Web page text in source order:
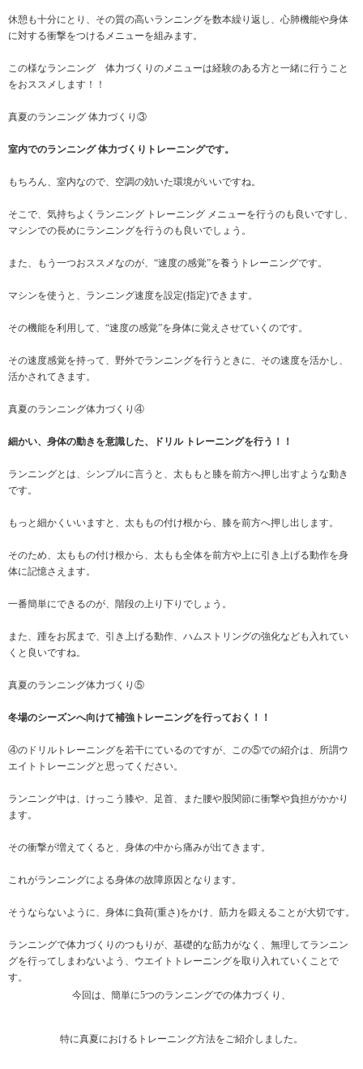
休憩も十分にとり、その質の高いランニングを数本繰り返し、心肺機能や身体
に対する衝撃をつけるメニューを組みます。
この様なランニング 体力づくりのメニューは経験のある方と一緒に行うこと
をおススメします！！
真夏のランニング 体力づくり③
室内でのランニング 体力づくりトレーニングです。
もちろん、室内なので、空調の効いた環境がいいですね。
そこで、気持ちよくランニング トレーニング メニューを行うのも良いですし、
マシンでの長めにランニングを行うのも良いでしょう。
また、もう一つおススメなのが、“速度の感覚”を養うトレーニングです。
マシンを使うと、ランニング速度を設定(指定)できます。
その機能を利用して、“速度の感覚”を身体に覚えさせていくのです。
その速度感覚を持って、野外でランニングを行うときに、その速度を活かし、
活かされてきます。
真夏のランニング体力づくり④
細かい、身体の動きを意識した、ドリル トレーニングを行う！！
ランニングとは、シンプルに言うと、太ももと膝を前方へ押し出すような動き
です。
もっと細かくいいますと、太ももの付け根から、膝を前方へ押し出します。
そのため、太ももの付け根から、太もも全体を前方や上に引き上げる動作を身
体に記憶さえます。
一番簡単にできるのが、階段の上り下りでしょう。
また、踵をお尻まで、引き上げる動作、ハムストリングの強化なども入れてい
くと良いですね。
真夏のランニング体力づくり⑤
冬場のシーズンへ向けて補強トレーニングを行っておく！！
④のドリルトレーニングを若干にているのですが、この⑤での紹介は、所謂ウ
エイトトレーニングと思ってください。
ランニング中は、けっこう膝や、足首、また腰や股関節に衝撃や負担がかかり
ます。
その衝撃が増えてくると、身体の中から痛みが出てきます。
これがランニングによる身体の故障原因となります。
そうならないように、身体に負荷(重さ)をかけ、筋力を鍛えることが大切です。
ランニングで体力づくりのつもりが、基礎的な筋力がなく、無理してランニン
グを行ってしまわないよう、ウエイトトレーニングを取り入れていくことで
す。
今回は、簡単に5つのランニングでの体力づくり、
特に真夏におけるトレーニング方法をご紹介しました。